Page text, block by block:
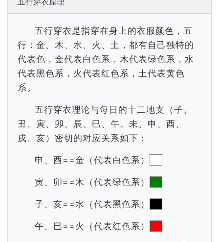
五行穿衣是指穿在身上的衣服颜色，五
行：金、木、水、火、土，都有自己独特的
代表色，金代表白色系，木代表绿色系，水
代表黑色系，火代表红色系，土代表黄色
系。
五行穿衣理论与每日的十二地支（子、
丑、寅、卯、辰、巳、午、未、申、酉、
戌、亥）密切的对应关系如下：
申、酉==金（代表白色系）
寅、卯==木（代表绿色系）
子、亥==水（代表黑色系）
午、巳==火（代表红色系）